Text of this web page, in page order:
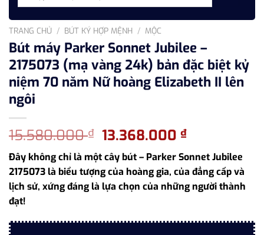
TRANG CHỦ / BÚT KÝ HỢP MỆNH / MỘC
Bút máy Parker Sonnet Jubilee –
2175073 (mạ vàng 24k) bản đặc biệt kỷ
niệm 70 năm Nữ hoàng Elizabeth II lên
ngôi
15.580.000₫ Giá
gốc
là:
15.580.000 ₫.
13.368.000₫Giá
hiện
tại
là:
Đây không chỉ là một cây bút – Parker Sonnet Jubilee
2175073 là biểu tượng của hoàng gia, của đẳng cấp và
lịch sử, xứng đáng là lựa chọn của những người thành
đạt!